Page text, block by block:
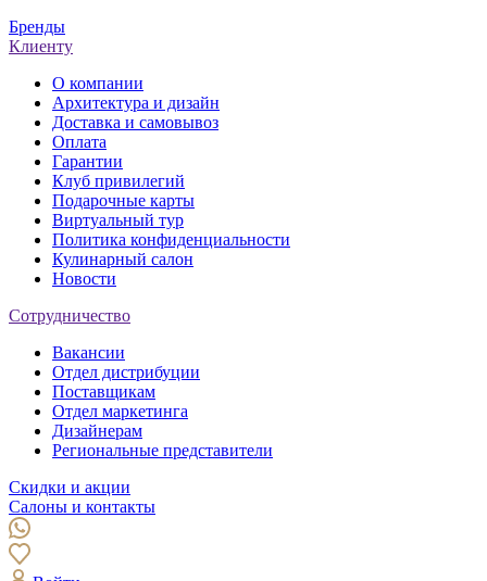
Бренды
Клиенту
О компании
Архитектура и дизайн
Доставка и самовывоз
Оплата
Гарантии
Клуб привилегий
Подарочные карты
Виртуальный тур
Политика конфиденциальности
Кулинарный салон
Новости
Сотрудничество
Вакансии
Отдел дистрибуции
Поставщикам
Отдел маркетинга
Дизайнерам
Региональные представители
Скидки и акции
Салоны и контакты